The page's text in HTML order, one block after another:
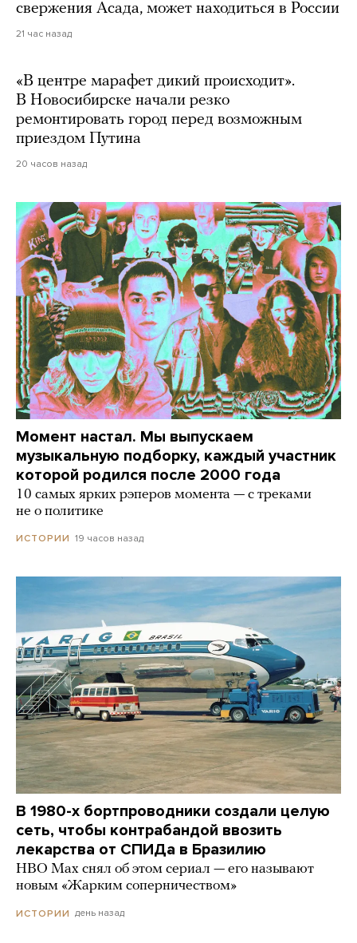
свержения Асада, может находиться в России
21 час назад
«В центре марафет дикий происходит».
В Новосибирске начали резко
ремонтировать город перед возможным
приездом Путина
20 часов назад
Момент настал. Мы выпускаем
музыкальную подборку, каждый участник
которой родился после 2000 года
10 самых ярких рэперов момента — с треками
не о политике
ИСТОРИИ 19 часов назад
В 1980-х бортпроводники создали целую
сеть, чтобы контрабандой ввозить
лекарства от СПИДа в Бразилию
HBO Max снял об этом сериал — его называют
новым «Жарким соперничеством»
ИСТОРИИ день назад